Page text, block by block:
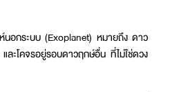
นอกระบบ (Exoplanet) หมายถึง ดาว
ละโคจรอยู่รอบดาวฤกษ์อื่น ที่ไม่ใช่ดวง